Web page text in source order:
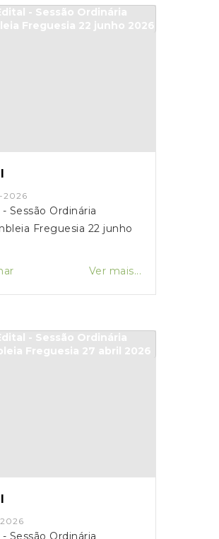
2026
Sessão Ordinária
Freguesia 22 junho
Ver mais...
Sessão Ordinária